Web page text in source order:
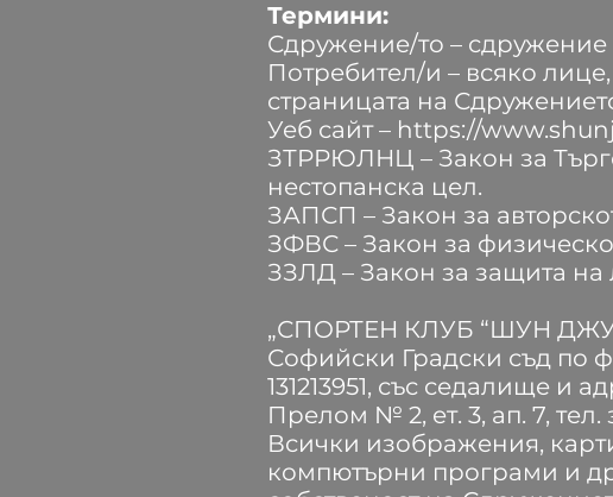
Термини:
Сдружение/то –
Потребител/и – всяко
страницата на
Уеб сайт – https://
ЗТРРЮЛНЦ – Закон за
нестопанска цел.
ЗАПСП – Закон за
ЗФВС – Закон за
ЗЗЛД – Закон за защита на
„СПОРТЕН КЛУБ “ШУН
Софийски Градски съд по
131213951, със седалище и
Прелом № 2, ет. 3, ап. 7, тел.
Всички изображения,
компютърни програми и